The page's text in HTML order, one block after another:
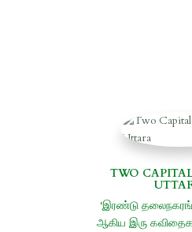
TWO
'இரண்டு
ஆகிய இரு